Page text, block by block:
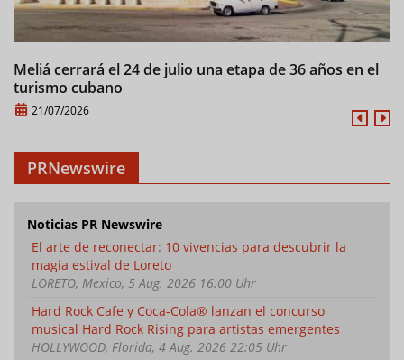
Meliá cerrará el 24 de julio una etapa de 36 años en el
turismo cubano
21/07/2026
PRNewswire
Noticias PR Newswire
El arte de reconectar: 10 vivencias para descubrir la
magia estival de Loreto
LORETO, Mexico, 5 Aug. 2026 16:00 Uhr
Hard Rock Cafe y Coca-Cola® lanzan el concurso
musical Hard Rock Rising para artistas emergentes
HOLLYWOOD, Florida, 4 Aug. 2026 22:05 Uhr